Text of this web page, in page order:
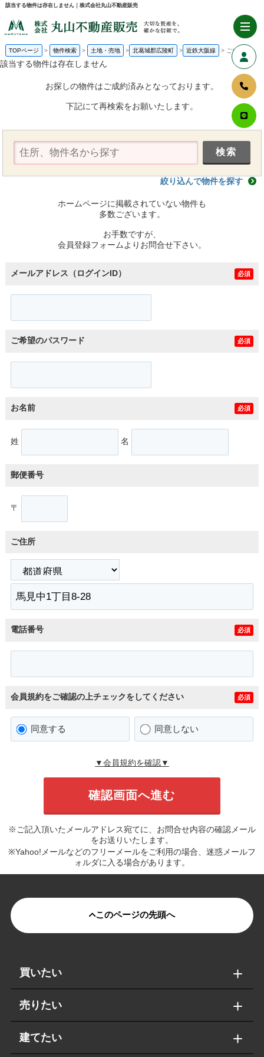
該当する物件は存在しません｜株式会社丸山不動産販売
TOPページ 物件検索 土地・売地 北葛城郡広陵町 近鉄大阪線 ご成約済み
該当する物件は存在しません
お探しの物件はご成約済みとなっております。
下記にて再検索をお願いたします。
絞り込んで物件を探す
ホームページに掲載されていない物件も
多数ございます。
お手数ですが、
会員登録フォームよりお問合せ下さい。
メールアドレス（ログインID） 必須
ご希望のパスワード 必須
お名前 必須
姓 名
郵便番号
〒
ご住所
電話番号 必須
会員規約をご確認の上チェックをしてください 必須
同意する 同意しない
▼会員規約を確認▼
※ご記入頂いたメールアドレス宛てに、お問合せ内容の確認メール
をお送りいたします。
※Yahoo!メールなどのフリーメールをご利用の場合、迷惑メールフ
ォルダに入る場合があります。
このページの先頭へ
買いたい
売りたい
建てたい